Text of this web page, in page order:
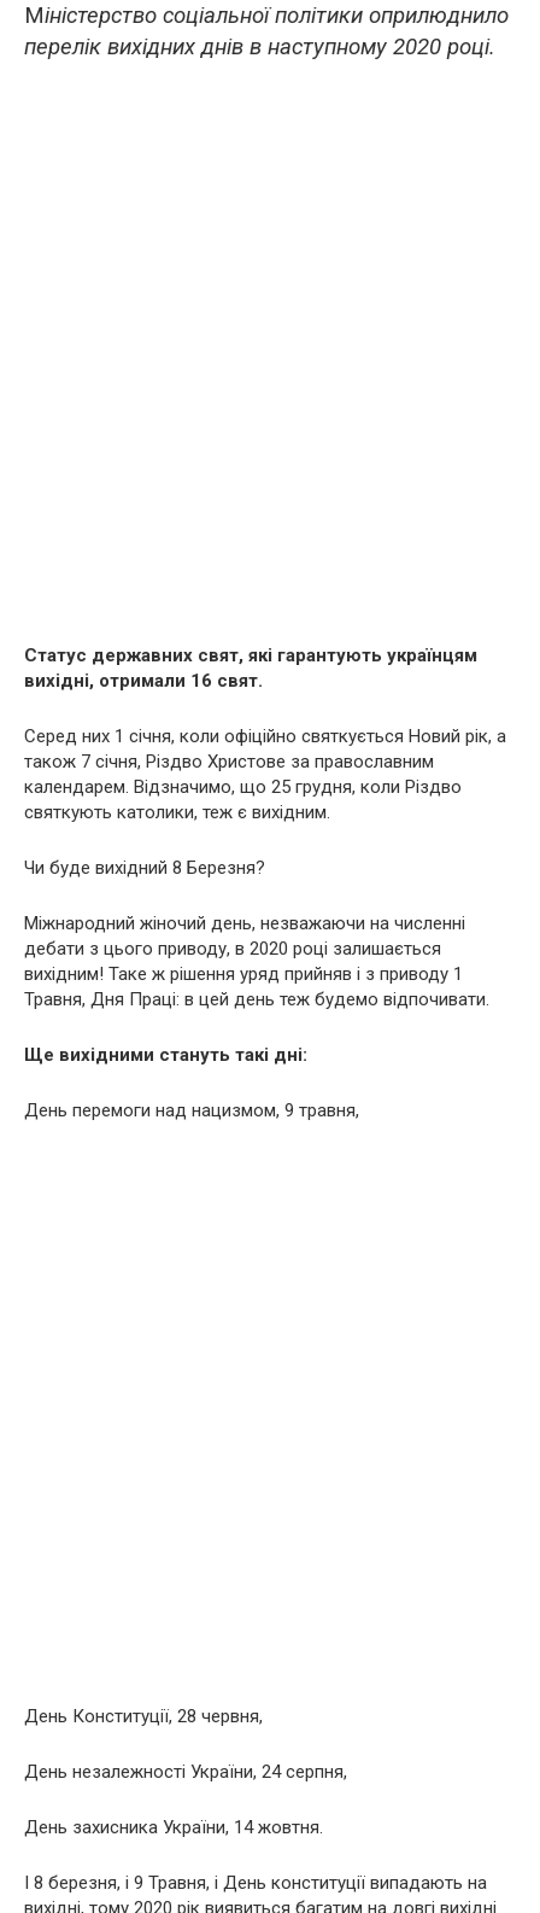
Міністерство соціальної політики оприлюднило
перелік вихідних днів в наступному 2020 році.
Статус державних свят, які гарантують українцям
вихідні, отримали 16 свят.
Серед них 1 січня, коли офіційно святкується Новий рік, а
також 7 січня, Різдво Христове за православним
календарем. Відзначимо, що 25 грудня, коли Різдво
святкують католики, теж є вихідним.
Чи буде вихідний 8 Березня?
Міжнародний жіночий день, незважаючи на численні
дебати з цього приводу, в 2020 році залишається
вихідним! Таке ж рішення уряд прийняв і з приводу 1
Травня, Дня Праці: в цей день теж будемо відпочивати.
Ще вихідними стануть такі дні:
День перемоги над нацизмом, 9 травня,
День Конституції, 28 червня,
День незалежності України, 24 серпня,
День захисника України, 14 жовтня.
І 8 березня, і 9 Травня, і День конституції випадають на
вихідні, тому 2020 рік виявиться багатим на довгі вихідні.